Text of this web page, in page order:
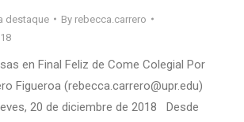
destaque By rebecca.carrero
en Final Feliz de Come Colegial Por
Figueroa (rebecca.carrero@upr.edu)
20 de diciembre de 2018 Desde